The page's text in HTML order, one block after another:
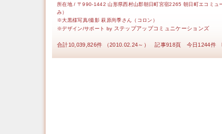
所在地 / 〒990-1442 山形県西村山郡朝日町宮宿2265 朝日町エコミ
み）
※大黒様写真/撮影 萩原尚季さん（コロン）
※デザイン/サポート by ステップアップコミュニケーションズ
合計10,039,826件 （2010.02.24～） 記事918頁 今日1244